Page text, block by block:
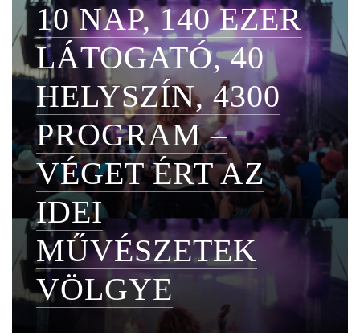
10 NAP, 140 EZER
LÁTOGATÓ, 40
HELYSZÍN, 4300
PROGRAM –
VÉGET ÉRT AZ
IDEI
MŰVÉSZETEK
VÖLGYE